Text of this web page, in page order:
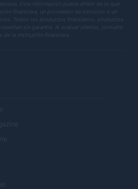
Esta información puede diferir de lo que
financiera, un proveedor de servicios o un
Todos los productos financieros, productos
sin garantía. Al evaluar ofertas, consulte
de la institución financiera.